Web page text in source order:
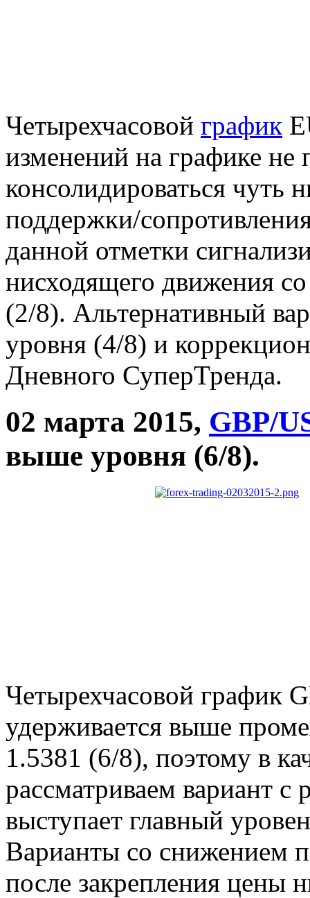
Четырехчасовой график
изменений на графике
консолидироваться чуть
поддержки/
данной отметки
нисходящего движения
(2/8). Альтернативный
уровня (4/8) и
Дневного СуперТренда.
02 марта 2015, GBP/
выше уровня (6/8).
Четырехчасовой график
удерживается выше
1.5381 (6/8), поэтому в
рассматриваем вариант с
выступает главный
Варианты со снижением
после закрепления цены